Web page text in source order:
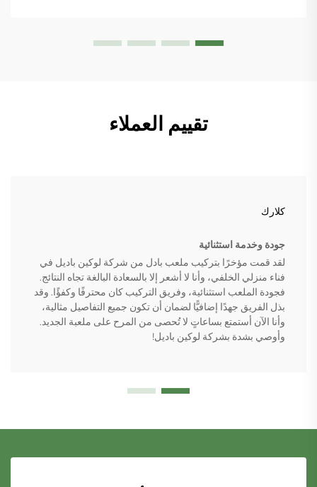
تقييم العملاء
كلارك
جودة وخدمة استثنائية
لقد قمت مؤخرًا بتركيب ملعب بادل من شركة لوكين باديل في
فناء منزلي الخلفي، وأنا لا أشعر إلا بالسعادة البالغة تجاه النتائج.
فجودة الملعب استثنائية، وفريق التركيب كان محترفًا وكفؤًا. وقد
بذل الفريق جهدًا إضافيًّا لضمان أن تكون جميع التفاصيل مثالية،
وأنا الآن أستمتع بساعاتٍ لا تُحصى من المرح على ملعبة الجديد.
وأوصي بشدة بشركة لوكين باديل!